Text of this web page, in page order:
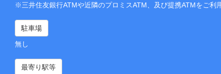
※三井住友銀行ATMや近隣のプロミスATM、及び提携ATMをご利
駐車場
無し
最寄り駅等